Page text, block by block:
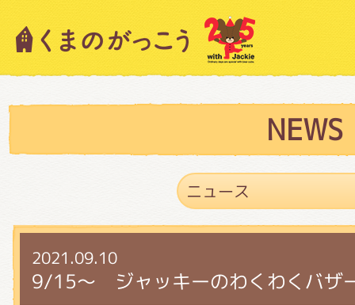
NEWS
2021.09.10
9/15～ ジャッキーのわくわくバザ
キャラクター紹介
スタッフブログ
絵本・作家紹介